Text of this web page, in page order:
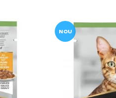
NOU